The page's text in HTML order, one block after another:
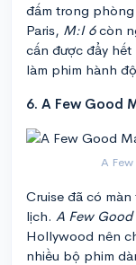
đấm trong
Paris, M:I 6còn
cấn được đẩy
làm phim hành
6. A Few Good
A
Cruise đã có
lịch. A Few
Hollywood nên
nhiều bộ phim